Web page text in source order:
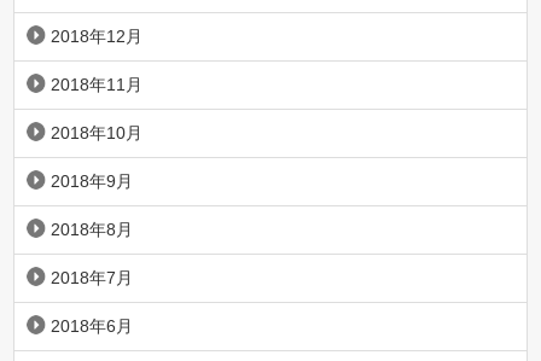
2018年12月
2018年11月
2018年10月
2018年9月
2018年8月
2018年7月
2018年6月